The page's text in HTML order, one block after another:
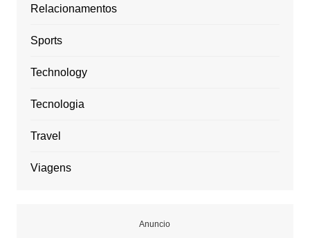
Relacionamentos
Sports
Technology
Tecnologia
Travel
Viagens
Anuncio